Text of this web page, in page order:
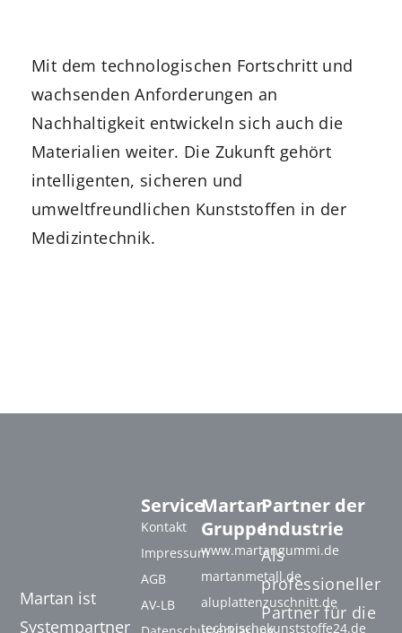
Mit dem technologischen Fortschritt und
wachsenden Anforderungen an
Nachhaltigkeit entwickeln sich auch die
Materialien weiter. Die Zukunft gehört
intelligenten, sicheren und
umweltfreundlichen Kunststoffen in der
Medizintechnik.
Martan ist
Systempartner
Martan
Gruppe
www.martangummi.de
martanmetall.de
aluplattenzuschnitt.de
technischekunststoffe24.de
Service
Kontakt
Impressum
AGB
AV-LB
Partner der
Industrie
Als
professioneller
Partner für die